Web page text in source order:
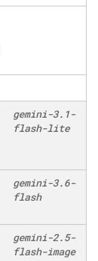
gemini-3. 1-
flash-lite
gemini-3.6-
flash
gemini-2.5-
flash-image